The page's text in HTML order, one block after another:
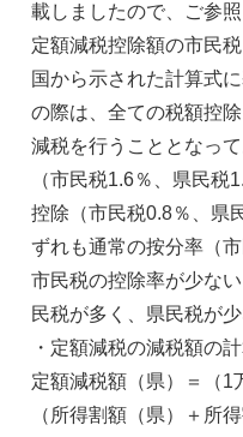
載しましたので、ご参
定額減税控除額の市民
国から示された計算式
の際は、全ての税額控
減税を行うこととなっ
（市民税1.6％、県民
控除（市民税0.8％、県
ずれも通常の按分率（
市民税の控除率が少な
民税が多く、県民税が
・定額減税の減税額の
定額減税額（県）＝（1
（所得割額（県）＋所